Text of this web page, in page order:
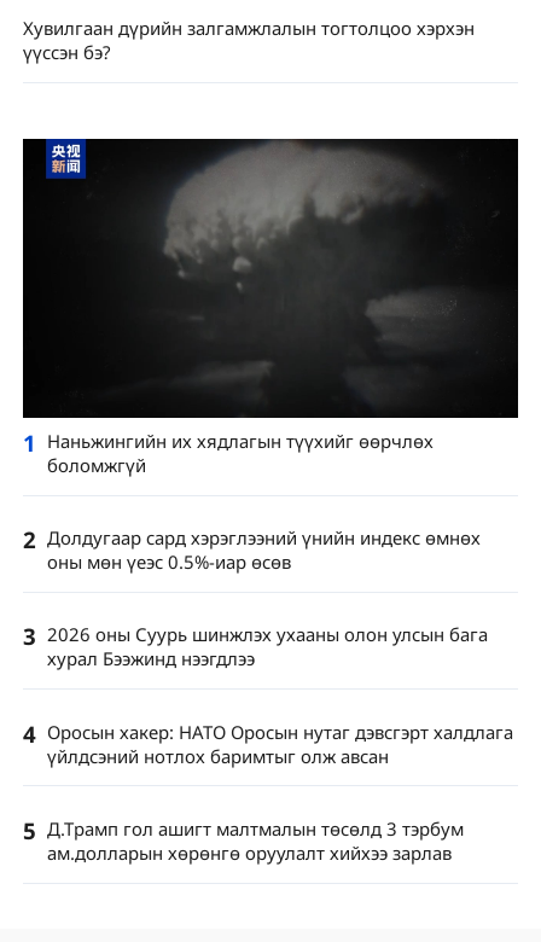
Хувилгаан дүрийн залгамжлалын тогтолцоо хэрхэн
үүссэн бэ?
1
Наньжингийн их хядлагын түүхийг өөрчлөх
боломжгүй
2 Долдугаар сард хэрэглээний үнийн индекс өмнөх
оны мөн үеэс 0.5%-иар өсөв
3 2026 оны Суурь шинжлэх ухааны олон улсын бага
хурал Бээжинд нээгдлээ
4 Оросын хакер: НАТО Оросын нутаг дэвсгэрт халдлага
үйлдсэний нотлох баримтыг олж авсан
5 Д.Трамп гол ашигт малтмалын төсөлд 3 тэрбум
ам.долларын хөрөнгө оруулалт хийхээ зарлав